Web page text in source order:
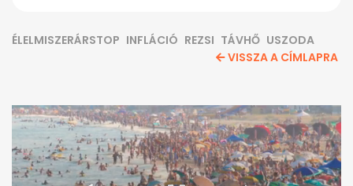
ÉLELMISZERÁRSTOP INFLÁCIÓ REZSI TÁVHŐ USZODA
VISSZA A CÍMLAPRA